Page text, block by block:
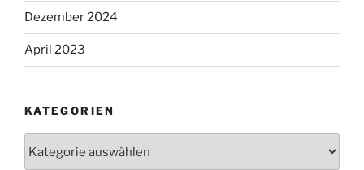
Dezember 2024
April 2023
KATEGORIEN